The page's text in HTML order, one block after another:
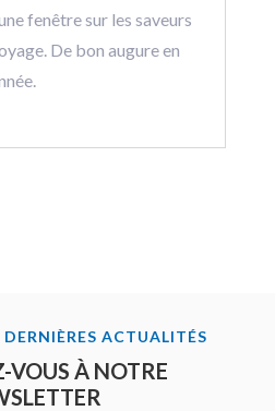
fenêtre sur les saveurs
De bon augure en
ACTUALITÉS
VOUS À NOTRE